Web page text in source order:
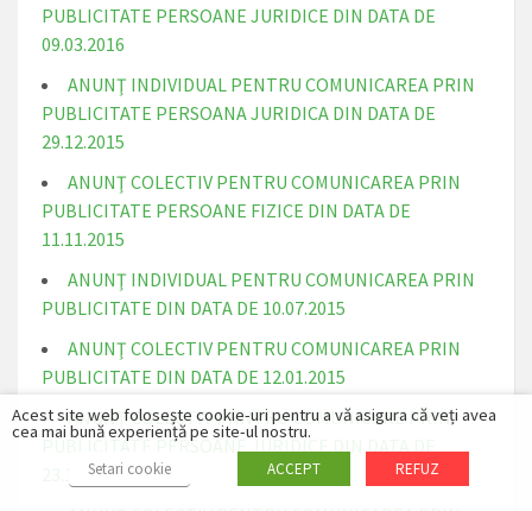
PUBLICITATE PERSOANE JURIDICE DIN DATA DE
09.03.2016
ANUNŢ INDIVIDUAL PENTRU COMUNICAREA PRIN
PUBLICITATE PERSOANA JURIDICA DIN DATA DE
29.12.2015
ANUNŢ COLECTIV PENTRU COMUNICAREA PRIN
PUBLICITATE PERSOANE FIZICE DIN DATA DE
11.11.2015
ANUNŢ INDIVIDUAL PENTRU COMUNICAREA PRIN
PUBLICITATE DIN DATA DE 10.07.2015
ANUNŢ COLECTIV PENTRU COMUNICAREA PRIN
PUBLICITATE DIN DATA DE 12.01.2015
ANUNŢ COLECTIV PRNTRU COMUNICARE PRIN
PUBLICITATE PERSOANE JURIDICE DIN DATA DE
23.12.2014
Acest site web folosește cookie-uri pentru a vă asigura că veți avea
cea mai bună experiență pe site-ul nostru.
Setari cookie ACCEPT REFUZ